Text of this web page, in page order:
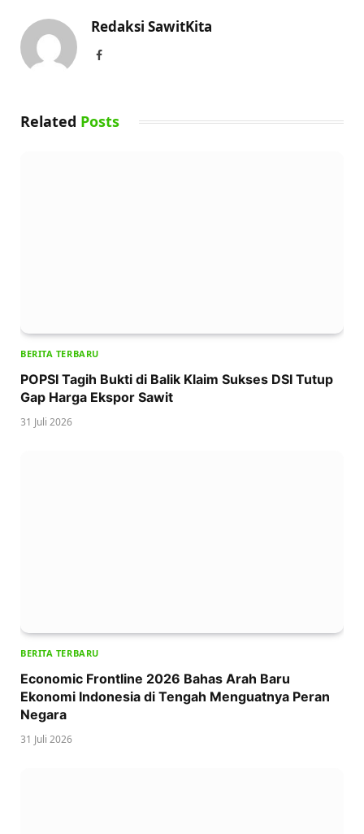
Redaksi SawitKita
Facebook
Related Posts
BERITA TERBARU
POPSI Tagih Bukti di Balik Klaim Sukses DSI Tutup
Gap Harga Ekspor Sawit
31 Juli 2026
BERITA TERBARU
Economic Frontline 2026 Bahas Arah Baru
Ekonomi Indonesia di Tengah Menguatnya Peran
Negara
31 Juli 2026